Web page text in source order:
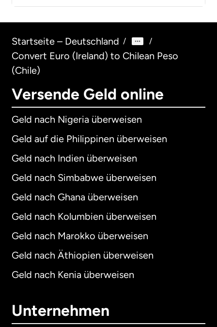
Startseite – Deutschland / /
Convert Euro (Ireland) to Chilean Peso
(Chile)
Versende Geld online
Geld nach Nigeria überweisen
Geld auf die Philippinen überweisen
Geld nach Indien überweisen
Geld nach Simbabwe überweisen
Geld nach Ghana überweisen
Geld nach Kolumbien überweisen
Geld nach Marokko überweisen
Geld nach Äthiopien überweisen
Geld nach Kenia überweisen
Unternehmen